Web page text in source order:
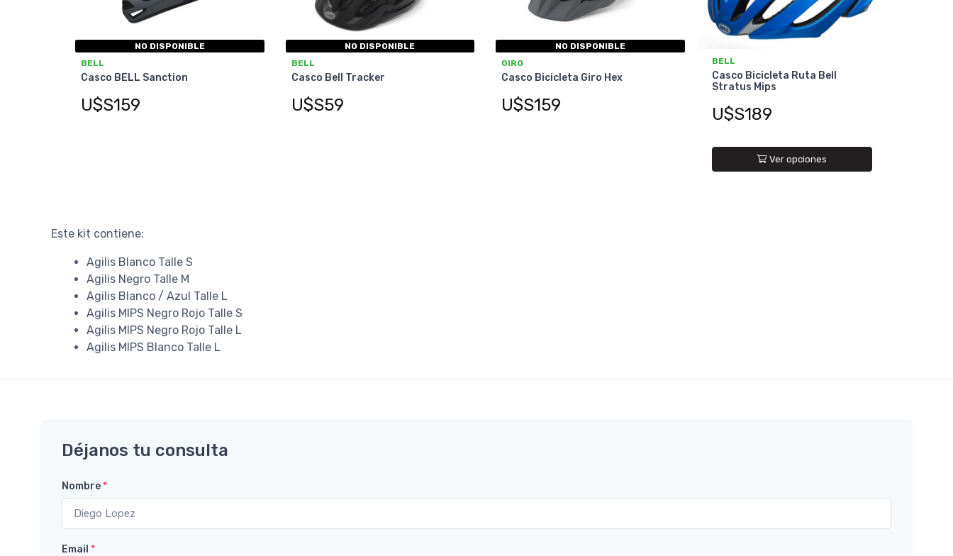
NO DISPONIBLE
BELL
Casco BELL Sanction
U$S159
NO DISPONIBLE
BELL
Casco Bell Tracker
U$S59
NO DISPONIBLE
GIRO
Casco Bicicleta Giro Hex
U$S159
BELL
Casco Bicicleta Ruta Bell
Stratus Mips
U$S189
Ver opciones
Este kit contiene:
Agilis Blanco Talle S
Agilis Negro Talle M
Agilis Blanco / Azul Talle L
Agilis MIPS Negro Rojo Talle S
Agilis MIPS Negro Rojo Talle L
Agilis MIPS Blanco Talle L
Déjanos tu consulta
Nombre*
Email *